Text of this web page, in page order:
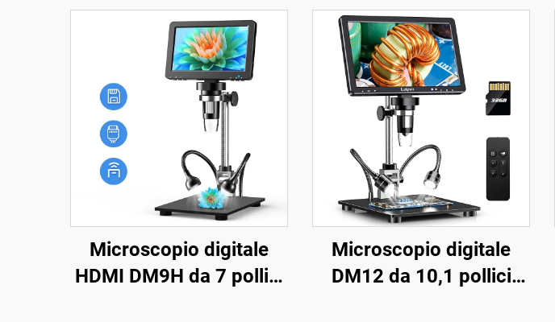
Microscopio digitale
HDMI DM9H da 7 pollici
Microscopio digitale
DM12 da 10,1 pollici